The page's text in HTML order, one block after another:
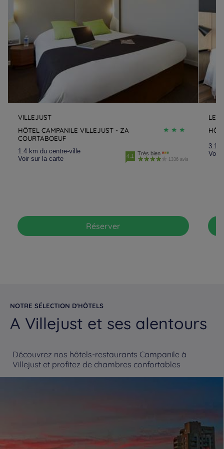
VILLEJUST
HÔTEL CAMPANILE VILLEJUST - ZA
COURTABOEUF
1.4 km du centre-ville
Voir sur la carte
4.1 Très bien
1336 avis
Réserver
LES
3.1
Voir
NOTRE SÉLECTION D'HÔTELS
A Villejust et ses alentours
Découvrez nos hôtels-restaurants Campanile à
Villejust et profitez de chambres confortables